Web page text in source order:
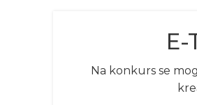
E-
Na konkurs se